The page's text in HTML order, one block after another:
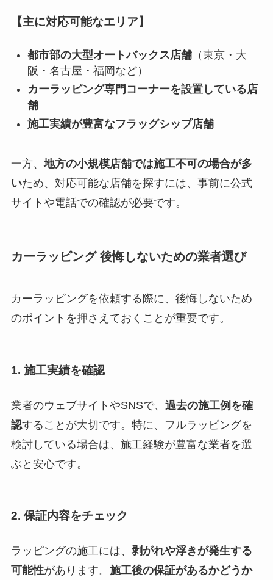
【主に対応可能なエリア】
都市部の大型オートバックス店舗（東京・大
阪・名古屋・福岡など）
カーラッピング専門コーナーを設置している店
舗
施工実績が豊富なフラッグシップ店舗
一方、地方の小規模店舗では施工不可の場合が多
いため、対応可能な店舗を探すには、事前に公式
サイトや電話での確認が必要です。
カーラッピング 後悔しないための業者選び
カーラッピングを依頼する際に、後悔しないため
のポイントを押さえておくことが重要です。
1. 施工実績を確認
業者のウェブサイトやSNSで、 過去の施工例を確
認することが大切です。特に、フルラッピングを
検討している場合は、施工経験が豊富な業者を選
ぶと安心です。
2. 保証内容をチェック
ラッピングの施工には、 剥がれや浮きが発生する
可能性があります。 施工後の保証があるかどうか